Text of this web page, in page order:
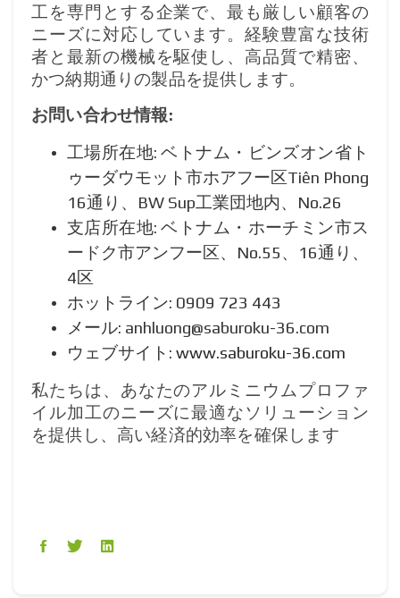
工を専門とする企業で、最も厳しい顧客の
ニーズに対応しています。経験豊富な技術
者と最新の機械を駆使し、高品質で精密、
かつ納期通りの製品を提供します。
お問い合わせ情報:
工場所在地: ベトナム・ビンズオン省ト
ゥーダウモット市ホアフー区Tiên Phong
16通り、BW Sup工業団地内、No.26
支店所在地: ベトナム・ホーチミン市ス
ードク市アンフー区、No.55、16通り、
4区
ホットライン: 0909 723 443
メール: anhluong@saburoku-36.com
ウェブサイト: www.saburoku-36.com
私たちは、あなたのアルミニウムプロファ
イル加工のニーズに最適なソリューション
を提供し、高い経済的効率を確保します